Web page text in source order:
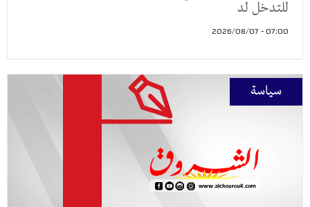
للتدخل لد
07:00 - 2026/08/07
سياسة